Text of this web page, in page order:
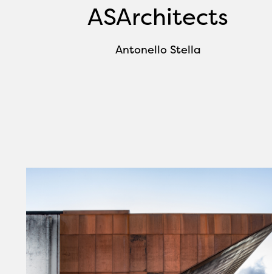
ASArchitects
Antonello Stella